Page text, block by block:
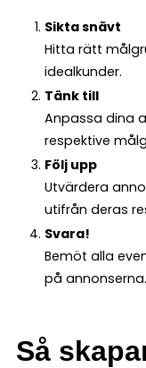
Sikta snävt
Hitta rätt
idealkunder.
Tänk till
Anpassa dina
respektive
Följ upp
Utvärdera
utifrån deras
Svara!
Bemöt alla
på annonserna.
Så